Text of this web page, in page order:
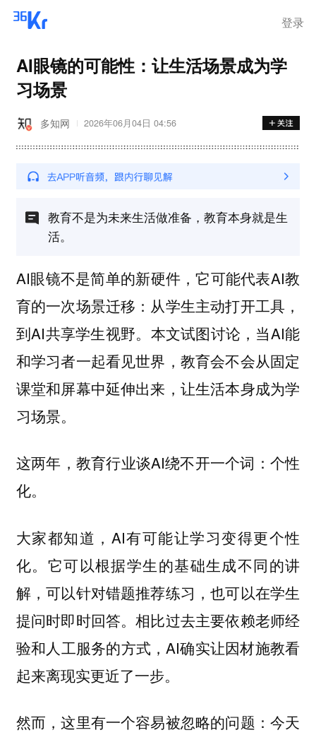
登录
AI眼镜的可能性：让生活场景成为学
习场景
多知网 2026年06月04日 04:56
教育不是为未来生活做准备，教育本身就是生
活。
AI眼镜不是简单的新硬件，它可能代表AI教
育的一次场景迁移：从学生主动打开工具，
到AI共享学生视野。本文试图讨论，当AI能
和学习者一起看见世界，教育会不会从固定
课堂和屏幕中延伸出来，让生活本身成为学
习场景。
这两年，教育行业谈AI绕不开一个词：个性
化。
大家都知道，AI有可能让学习变得更个性
化。它可以根据学生的基础生成不同的讲
解，可以针对错题推荐练习，也可以在学生
提问时即时回答。相比过去主要依赖老师经
验和人工服务的方式，AI确实让因材施教看
起来离现实更近了一步。
然而，这里有一个容易被忽略的问题：今天